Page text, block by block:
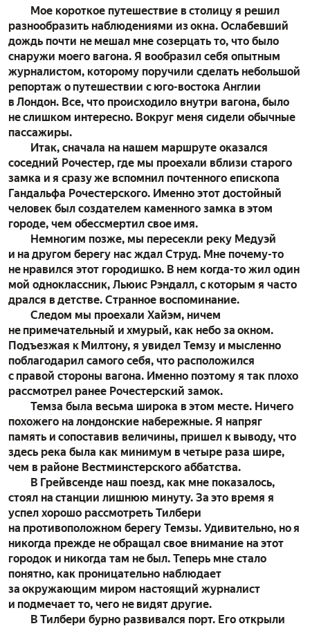
Мое короткое путешествие в столицу я решил
разнообразить наблюдениями из окна. Ослабевший
дождь почти не мешал мне созерцать то, что было
снаружи моего вагона. Я вообразил себя опытным
журналистом, которому поручили сделать небольшой
репортаж о путешествии с юго-востока Англии
в Лондон. Все, что происходило внутри вагона, было
не слишком интересно. Вокруг меня сидели обычные
пассажиры.
Итак, сначала на нашем маршруте оказался
соседний Рочестер, где мы проехали вблизи старого
замка и я сразу же вспомнил почтенного епископа
Гандальфа Рочестерского. Именно этот достойный
человек был создателем каменного замка в этом
городе, чем обессмертил свое имя.
Немногим позже, мы пересекли реку Медуэй
и на другом берегу нас ждал Струд. Мне почему-то
не нравился этот городишко. В нем когда-то жил один
мой одноклассник, Льюис Рэндалл, с которым я часто
дрался в детстве. Странное воспоминание.
Следом мы проехали Хайэм, ничем
не примечательный и хмурый, как небо за окном.
Подъезжая к Милтону, я увидел Темзу и мысленно
поблагодарил самого себя, что расположился
с правой стороны вагона. Именно поэтому я так плохо
рассмотрел ранее Рочестерский замок.
Темза была весьма широка в этом месте. Ничего
похожего на лондонские набережные. Я напряг
память и сопоставив величины, пришел к выводу, что
здесь река была как минимум в четыре раза шире,
чем в районе Вестминстерского аббатства.
В Грейвсенде наш поезд, как мне показалось,
стоял на станции лишнюю минуту. За это время я
успел хорошо рассмотреть Тилбери
на противоположном берегу Темзы. Удивительно, но я
никогда прежде не обращал свое внимание на этот
городок и никогда там не был. Теперь мне стало
понятно, как проницательно наблюдает
за окружающим миром настоящий журналист
и подмечает то, чего не видят другие.
В Тилбери бурно развивался порт. Его открыли